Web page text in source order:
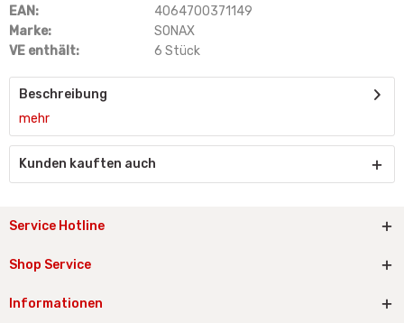
EAN:
4064700371149
Marke:
SONAX
VE enthält:
6 Stück
Beschreibung
mehr
Kunden kauften auch
Service Hotline
Shop Service
Informationen